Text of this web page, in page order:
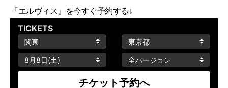
『エルヴィス』を今すぐ予約する↓